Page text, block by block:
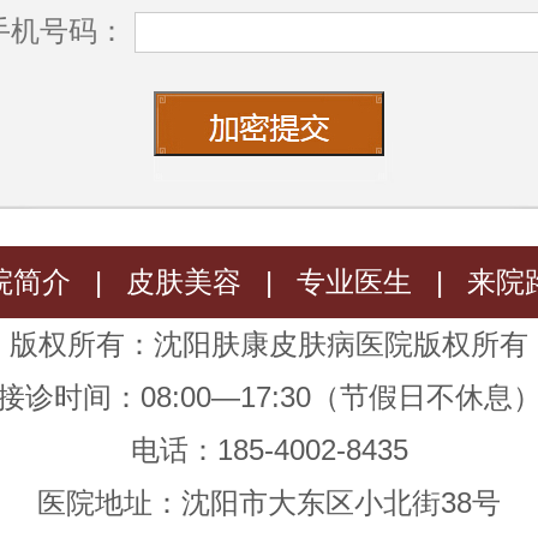
机号码：
简介 | 皮肤美容 | 专业医生 |
来院
版权所有：沈阳肤康皮肤病医院版权所有
诊时间：08:00—17:30（节假日不休息
电话：185-4002-8435
医院地址：沈阳市大东区小北街38号